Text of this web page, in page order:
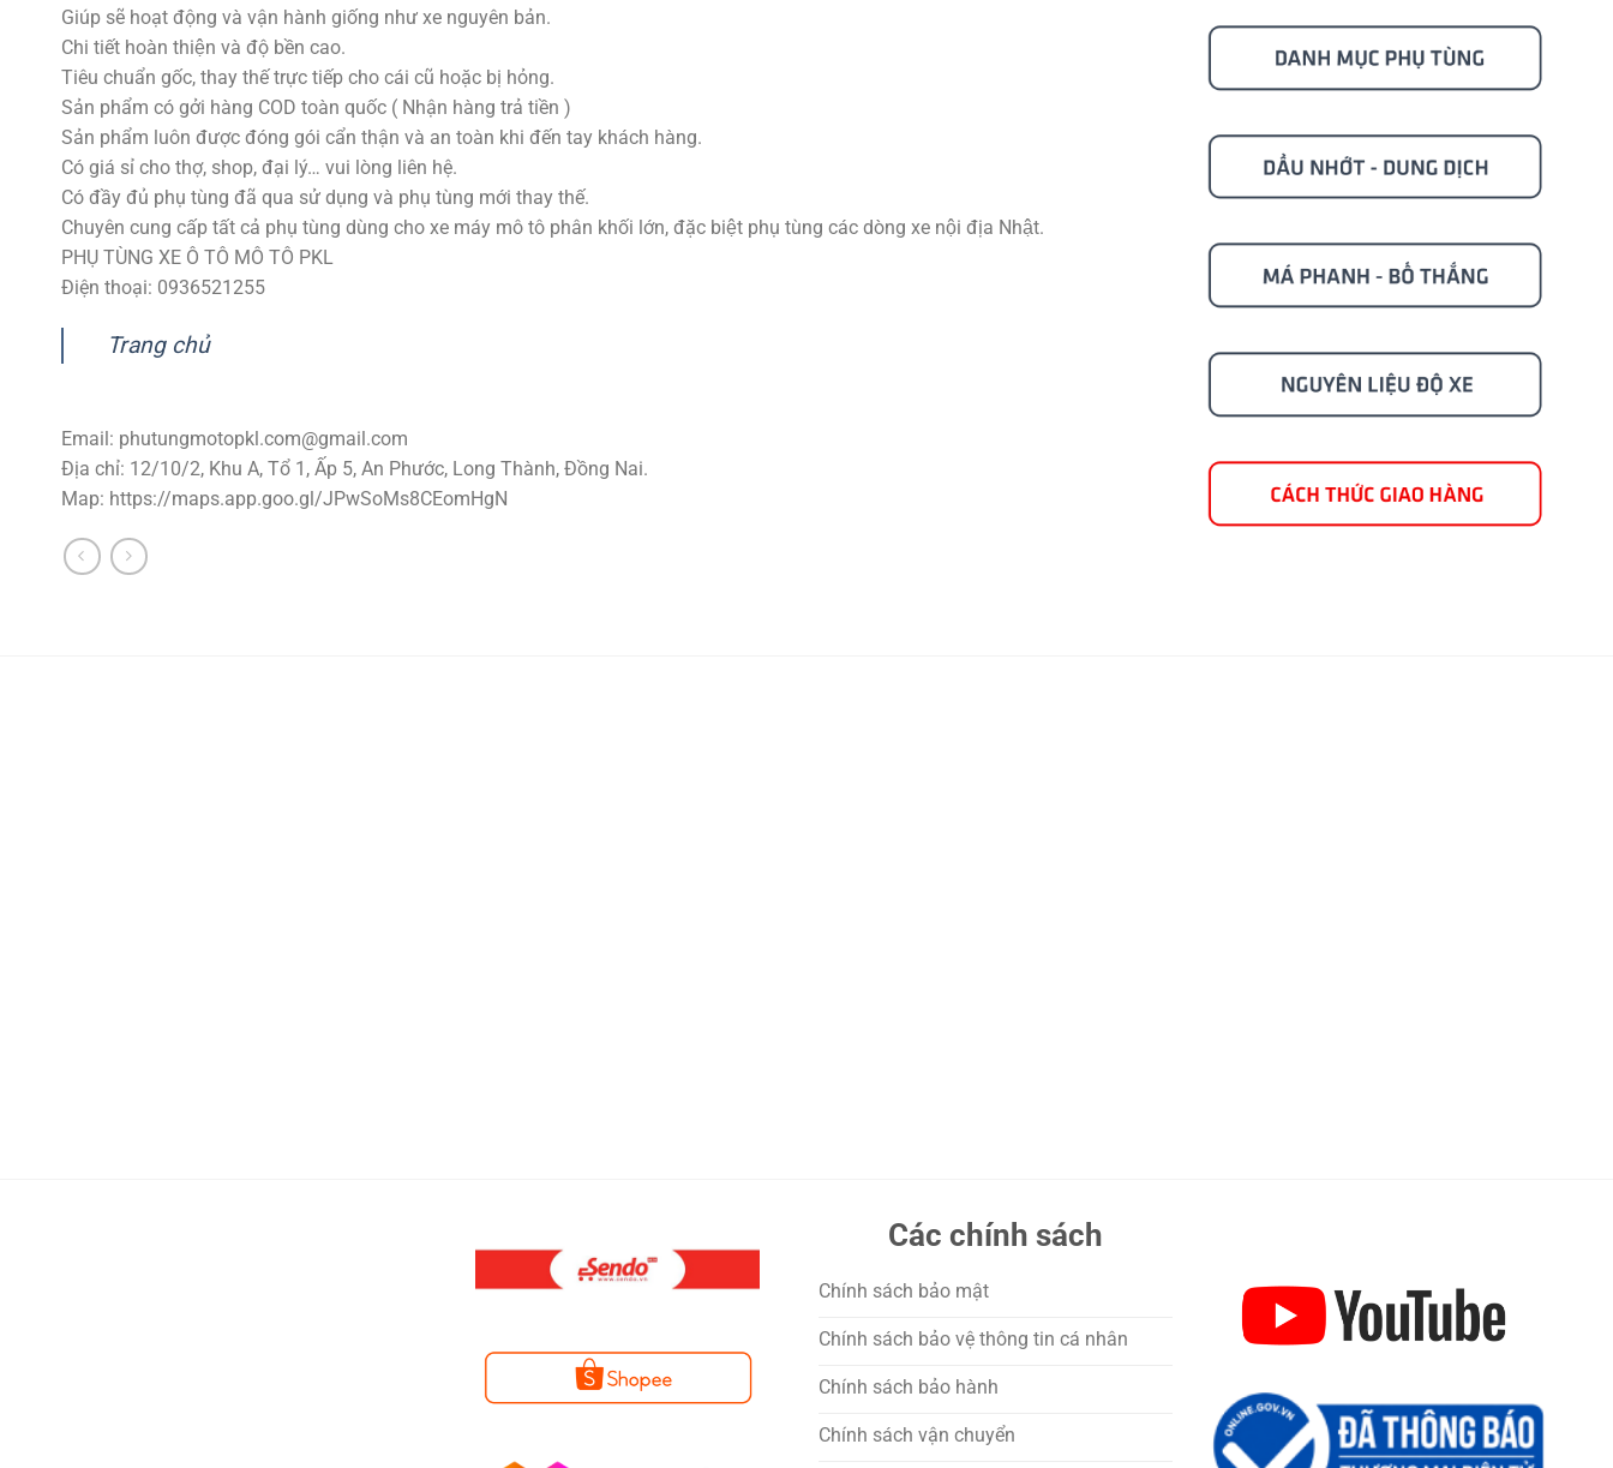
Giúp sẽ hoạt động và vận hành giống như xe nguyên bản.
Chi tiết hoàn thiện và độ bền cao.
Tiêu chuẩn gốc, thay thế trực tiếp cho cái cũ hoặc bị hỏng.
Sản phẩm có gởi hàng COD toàn quốc ( Nhận hàng trả tiền )
Sản phẩm luôn được đóng gói cẩn thận và an toàn khi đến tay khách hàng.
Có giá sỉ cho thợ, shop, đại lý… vui lòng liên hệ.
Có đầy đủ phụ tùng đã qua sử dụng và phụ tùng mới thay thế.
Chuyên cung cấp tất cả phụ tùng dùng cho xe máy mô tô phân khối lớn, đặc biệt phụ tùng các dòng xe nội địa Nhật.
PHỤ TÙNG XE Ô TÔ MÔ TÔ PKL
Điện thoại: 0936521255
Trang chủ
Email: phutungmotopkl.com@gmail.com
Địa chỉ: 12/10/2, Khu A, Tổ 1, Ấp 5, An Phước, Long Thành, Đồng Nai.
Map: https://maps.app.goo.gl/JPwSoMs8CEomHgN
Các chính sách
Chính sách bảo mật
Chính sách bảo vệ thông tin cá nhân
Chính sách bảo hành
Chính sách vận chuyển